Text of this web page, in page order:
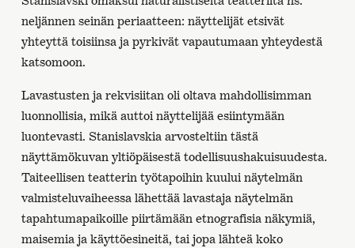
neljännen seinän periaatteen: näyttelijät etsivät
yhteyttä toisiinsa ja pyrkivät vapautumaan yhteydestä
katsomoon.
Lavastusten ja rekvisiitan oli oltava mahdollisimman
luonnollisia, mikä auttoi näyttelijää esiintymään
luontevasti. Stanislavskia arvosteltiin tästä
näyttämökuvan yltiöpäisestä todellisuushakuisuudesta.
Taiteellisen teatterin työtapoihin kuului näytelmän
valmisteluvaiheessa lähettää lavastaja näytelmän
tapahtumapaikoille piirtämään etnografisia näkymiä,
maisemia ja käyttöesineitä, tai jopa lähteä koko